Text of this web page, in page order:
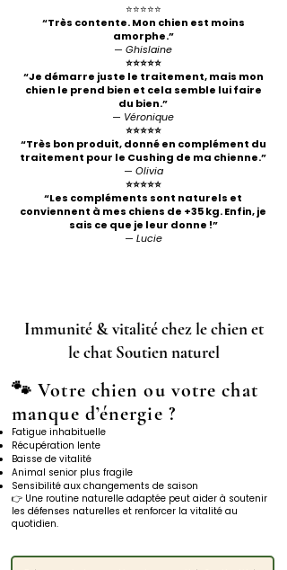
⭐️⭐️⭐️⭐️⭐️
“Très contente. Mon chien est moins
amorphe.”
— Ghislaine
⭐️⭐️⭐️⭐️⭐️
“Je démarre juste le traitement, mais mon
chien le prend bien et cela semble lui faire
du bien.”
— Véronique
⭐️⭐️⭐️⭐️⭐️
“Très bon produit, donné en complément du
traitement pour le Cushing de ma chienne.”
— Olivia
⭐️⭐️⭐️⭐️⭐️
“Les compléments sont naturels et
conviennent à mes chiens de +35 kg. Enfin, je
sais ce que je leur donne !”
— Lucie
Immunité & vitalité chez le chien et
le chat Soutien naturel
🐾 Votre chien ou votre chat
manque d’énergie ?
Fatigue inhabituelle
Récupération lente
Baisse de vitalité
Animal senior plus fragile
Sensibilité aux changements de saison
👉 Une routine naturelle adaptée peut aider à soutenir
les défenses naturelles et renforcer la vitalité au
quotidien.